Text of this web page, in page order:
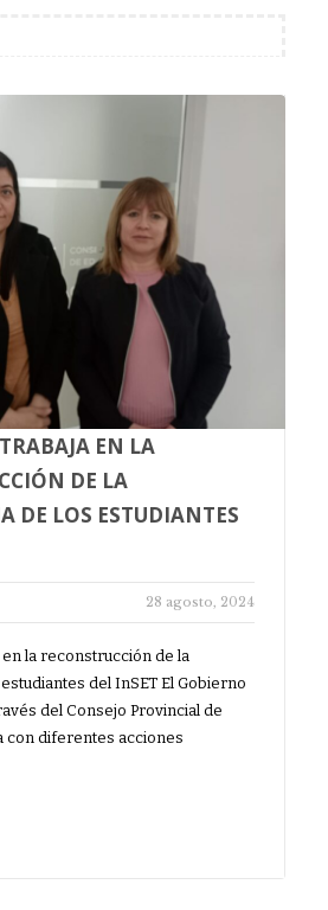
EN LA
DE LA
DE LOS ESTUDIANTES
28 agosto, 2024
la reconstrucción de la
del InSET El Gobierno
del Consejo Provincial de
con diferentes acciones